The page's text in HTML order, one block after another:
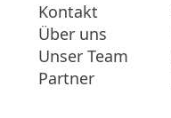
Kontakt
Über uns
Unser Team
Partner